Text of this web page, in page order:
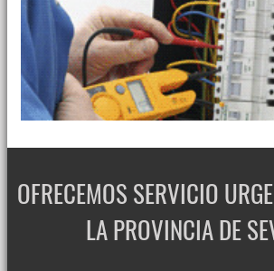
OFRECEMOS SERVICIO
LA PROVINCIA DE